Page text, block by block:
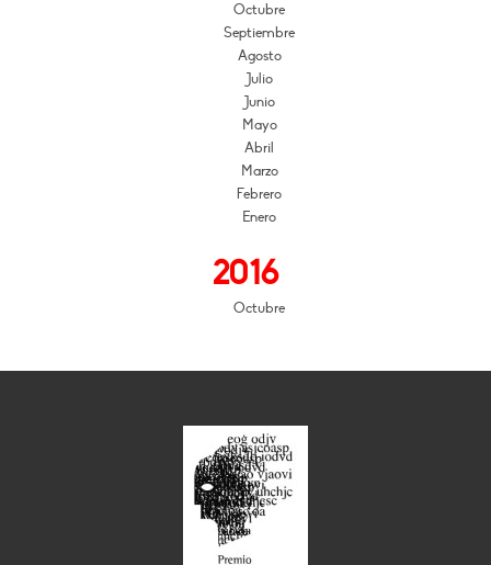
Octubre
Septiembre
Agosto
Julio
Junio
Mayo
Abril
Marzo
Febrero
Enero
2016
Octubre